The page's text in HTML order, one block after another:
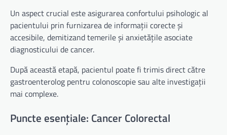
Un aspect crucial este asigurarea confortului psihologic al
pacientului prin furnizarea de informații corecte și
accesibile, demitizand temerile și anxietățile asociate
diagnosticului de cancer.
După această etapă, pacientul poate fi trimis direct către
gastroenterolog pentru colonoscopie sau alte investigații
mai complexe.
Puncte esențiale: Cancer Colorectal